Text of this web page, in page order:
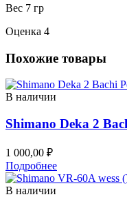
Вес 7 гр
Оценка 4
Похожие товары
В наличии
Shimano Deka 2
1 000,00 ₽
Подробнее
В наличии